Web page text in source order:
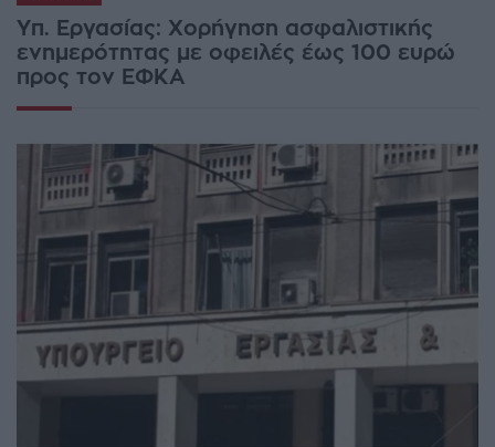
Υπ. Εργασίας: Χορήγηση ασφαλιστικής
ενημερότητας με οφειλές έως 100 ευρώ
προς τον ΕΦΚΑ